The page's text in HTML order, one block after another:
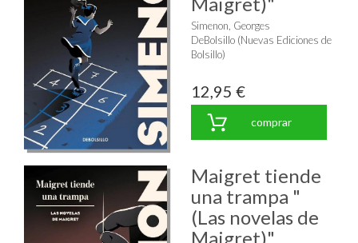
Simenon, Georges
DeBolsillo (Nuevas Ediciones de
Bolsillo)
12,95 €
comprar
Maigret tiende
una trampa "
(Las novelas de
Maigret)"